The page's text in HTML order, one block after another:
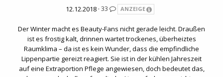
12.12.2018 · 33 ANZEIGE
Der Winter macht es Beauty-Fans nicht gerade leicht. Draußen
ist es frostig kalt, drinnen wartet trockenes, überheiztes
Raumklima – da ist es kein Wunder, dass die empfindliche
Lippenpartie gereizt reagiert. Sie ist in der kühlen Jahreszeit
auf eine Extraportion Pflege angewiesen, doch bedeutet das,